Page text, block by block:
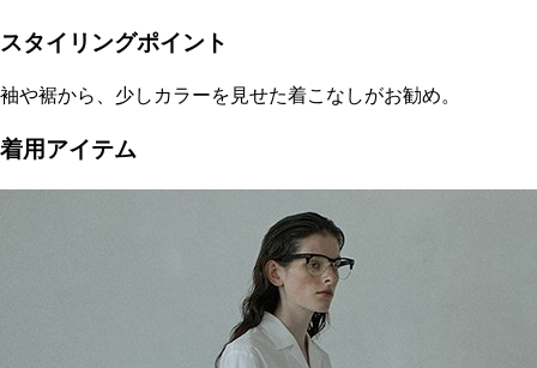
スタイリングポイント
袖や裾から、少しカラーを見せた着こなしがお勧め。
着用アイテム